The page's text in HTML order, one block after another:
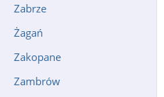
Zabrze
Żagań
Zakopane
Zambrów